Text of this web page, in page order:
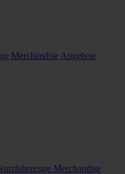
Merchandise Angebote
Merchandise